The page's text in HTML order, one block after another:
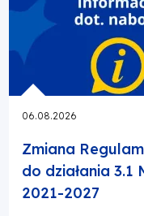
06.08.2026
Zmiana
do działania 3.1
2021-2027